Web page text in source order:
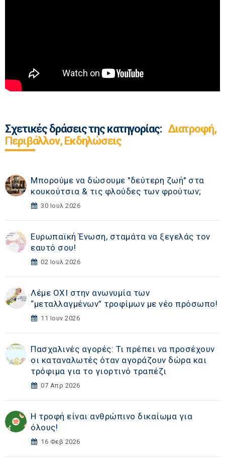
Σχετικές δράσεις της κατηγορίας: Διατροφή,
Περιβάλλον, Εκδηλώσεις
Μπορούμε να δώσουμε "δεύτερη ζωή" στα
κουκούτσια & τις φλούδες των φρούτων;
30 Ιουλ 2026
Ευρωπαϊκή Ένωση, σταμάτα να ξεγελάς τον
εαυτό σου!
02 Ιουλ 2026
Λέμε ΟΧΙ στην ανωνυμία των
“μεταλλαγμένων” τροφίμων με νέο πρόσωπο!
11 Ιουν 2026
Πασχαλινές αγορές: Τι πρέπει να προσέχουν
οι καταναλωτές όταν αγοράζουν δώρα και
τρόφιμα για το γιορτινό τραπέζι
07 Απρ 2026
Η τροφή είναι ανθρώπινο δικαίωμα για
όλους!
16 Φεβ 2026